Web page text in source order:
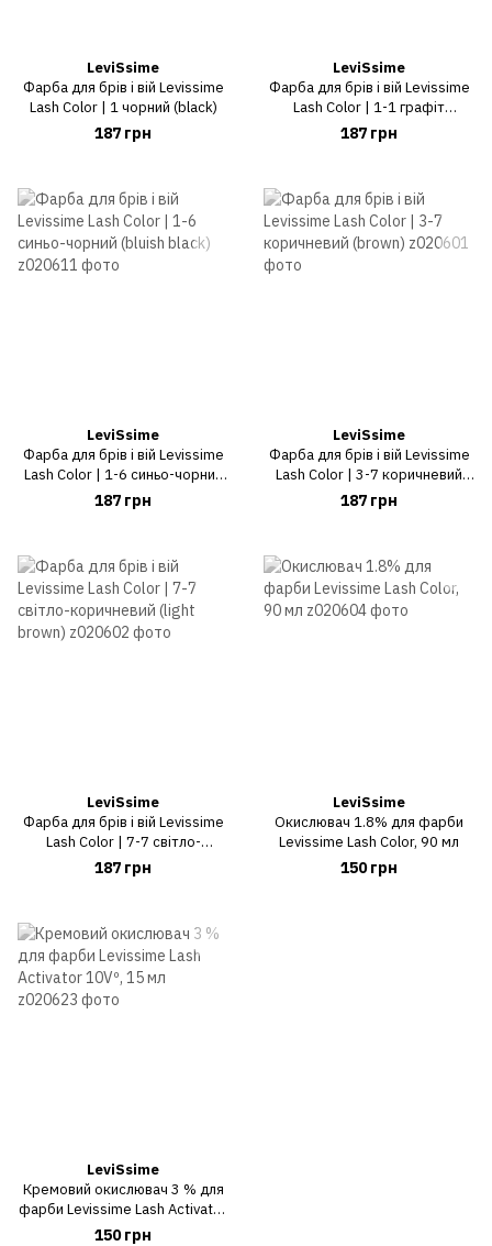
LeviSsime
Фарба для брів і вій Levissime
Lash Color | 1 чорний (black)
187 грн
LeviSsime
Фарба для брів і вій Levissime
Lash Color | 1-1 графіт
(graphite)
187 грн
LeviSsime
Фарба для брів і вій Levissime
Lash Color | 1-6 синьо-чорний
(bluish black)
187 грн
LeviSsime
Фарба для брів і вій Levissime
Lash Color | 3-7 коричневий
(brown)
187 грн
LeviSsime
Фарба для брів і вій Levissime
Lash Color | 7-7 світло-
коричневий (light brown)
187 грн
LeviSsime
Окислювач 1.8% для фарби
Levissime Lash Color, 90 мл
150 грн
LeviSsime
Кремовий окислювач 3 % для
фарби Levissime Lash Activator
10Vº, 15 мл
150 грн